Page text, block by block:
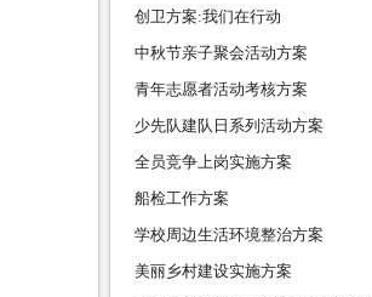
创卫方案:我们在行动
中秋节亲子聚会活动方案
青年志愿者活动考核方案
少先队建队日系列活动方案
全员竞争上岗实施方案
船检工作方案
学校周边生活环境整治方案
美丽乡村建设实施方案